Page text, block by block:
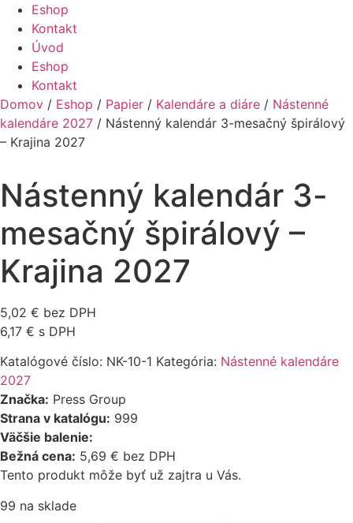
Eshop
Kontakt
Úvod
Eshop
Kontakt
Domov / Eshop / Papier / Kalendáre a diáre / Nástenné
kalendáre 2027 / Nástenný kalendár 3-mesačný špirálový
– Krajina 2027
Nástenný kalendár 3-
mesačný špirálový –
Krajina 2027
5,02 € bez DPH
6,17 € s DPH
Katalógové číslo: NK-10-1 Kategória: Nástenné kalendáre
2027
Značka: Press Group
Strana v katalógu: 999
Väčšie balenie:
Bežná cena: 5,69 € bez DPH
Tento produkt môže byť už zajtra u Vás.
99 na sklade